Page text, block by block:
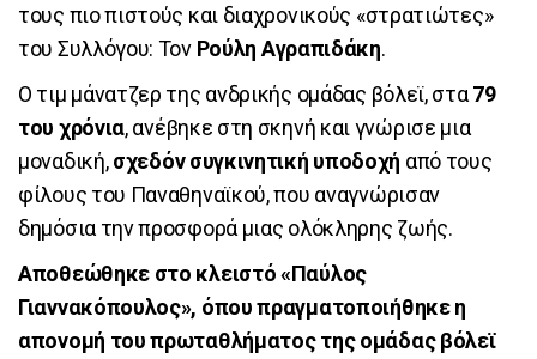
τους πιο πιστούς και διαχρονικούς «στρατιώτες»
του Συλλόγου: Τον Ρούλη Αγραπιδάκη.
Ο τιμ μάνατζερ της ανδρικής ομάδας βόλεϊ, στα79
του χρόνια, ανέβηκε στη σκηνή και γνώρισε μια
μοναδική,σχεδόν συγκινητική υποδοχή από τους
φίλους του Παναθηναϊκού, που αναγνώρισαν
δημόσια την προσφορά μιας ολόκληρης ζωής.
Αποθεώθηκε στο κλειστό «Παύλος
Γιαννακόπουλος», όπου πραγματοποιήθηκε η
απονομή του πρωταθλήματος της ομάδας βόλεϊ